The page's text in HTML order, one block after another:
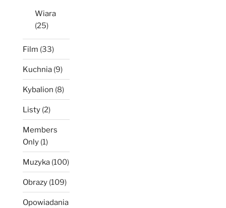
Wiara
(25)
Film (33)
Kuchnia (9)
Kybalion (8)
Listy (2)
Members
Only (1)
Muzyka (100)
Obrazy (109)
Opowiadania